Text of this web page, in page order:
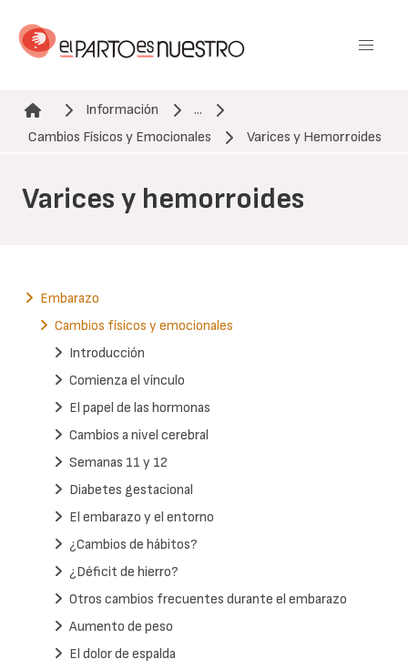
contenido
Ruta de navegación
Información
...
Cambios Físicos y Emocionales
Varices y Hemorroides
Varices y hemorroides
Embarazo
Cambios físicos y emocionales
Introducción
Comienza el vínculo
El papel de las hormonas
Cambios a nivel cerebral
Semanas 11 y 12
Diabetes gestacional
El embarazo y el entorno
¿Cambios de hábitos?
¿Déficit de hierro?
Otros cambios frecuentes durante el embarazo
Aumento de peso
El dolor de espalda